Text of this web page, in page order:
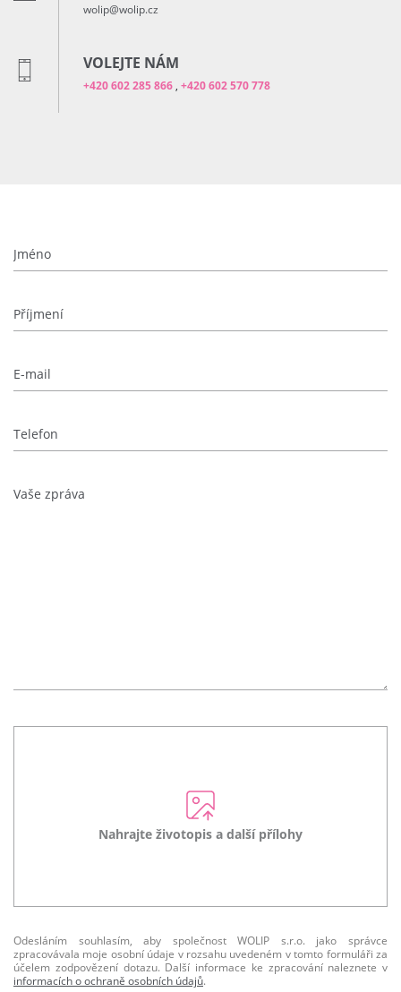
wolip@wolip.cz
VOLEJTE NÁM
+420 602 285 866 +420 602 570 778
Nahrajte životopis a další přílohy
Odesláním souhlasím, aby společnost WOLIP s.r.o. jako správce
zpracovávala moje osobní údaje v rozsahu uvedeném v tomto formuláři za
účelem zodpovězení dotazu. Další informace ke zpracování naleznete v
informacích o ochraně osobních údajů.